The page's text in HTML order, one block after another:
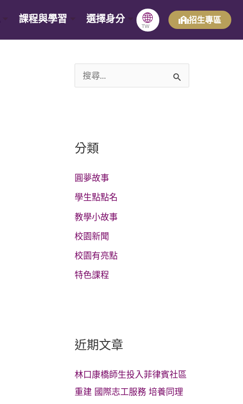
課程與學習 選擇身分 🌐
TW
招生專區
字
分類
圓夢故事
學生點點名
教學小故事
校園新聞
校園有亮點
特色課程
近期文章
林口康橋師生投入菲律賓社區
重建 國際志工服務 培養同理